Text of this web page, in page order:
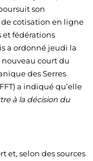
son
cotisation en ligne
et fédérations
a ordonné jeudi la
nouveau court du
des Serres
a indiqué qu’elle
à la décision du
et, selon des sources